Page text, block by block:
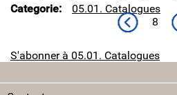
Categorie
05.01. Catalogues
Page
8
S'abonner à 05.01. Catalogues